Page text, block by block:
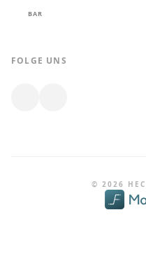
BAR
FOLGE UNS
© 2026